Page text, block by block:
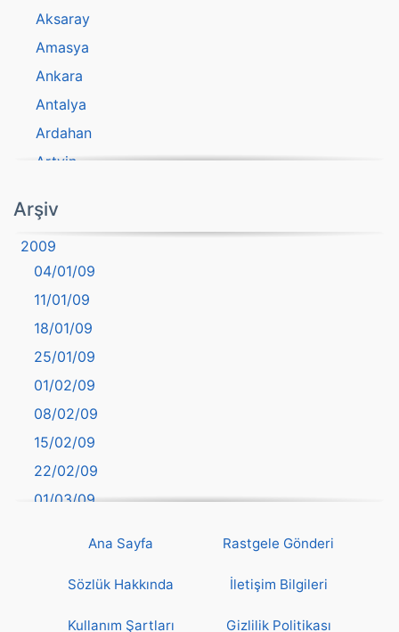
Aksaray
Amasya
Ankara
Antalya
Ardahan
Artvin
Aydın
Balıkesir
Bartın
başkentler
Batman
Bayburt
Bilecik
Bingöl
Bitlis
Bolu
Burdur
Çankırı
Çorum
Arşiv
2009
04/01/09
11/01/09
18/01/09
25/01/09
01/02/09
08/02/09
15/02/09
22/02/09
01/03/09
22/03/09
Ana Sayfa Rastgele Gönderi
Sözlük Hakkında İletişim Bilgileri
Kullanım Şartları Gizlilik Politikası